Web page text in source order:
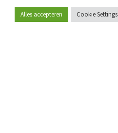
Word lid
Alles accepteren Cookie Settings